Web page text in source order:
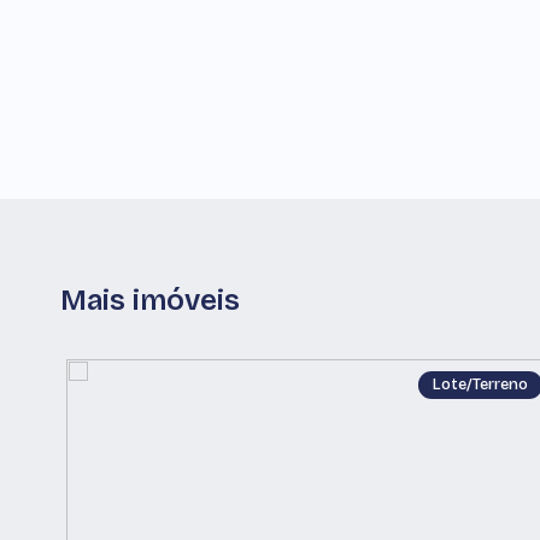
Mais imóveis
Lote/Terreno